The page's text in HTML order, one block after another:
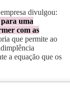
divulgou:
uma
com as
que permite ao
a equação que os